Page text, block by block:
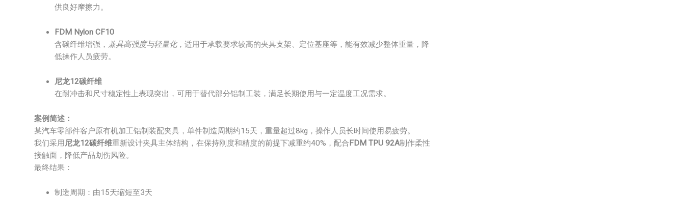
供良好摩擦力。
FDM Nylon CF10
含碳纤维增强， 兼具高强度与轻量化，适用于承载要求较高的夹具支架、定位基座等，能有效减少整体重量，降
低操作人员疲劳。
尼龙12碳纤维
在耐冲击和尺寸稳定性上表现突出，可用于替代部分铝制工装，满足长期使用与一定温度工况需求。
案例简述：
某汽车零部件客户原有机加工铝制装配夹具，单件制造周期约15天，重量超过8kg，操作人员长时间使用易疲劳。
我们采用尼龙12碳纤维重新设计夹具主体结构，在保持刚度和精度的前提下减重约40%，配合FDM TPU 92A制作柔性
接触面，降低产品划伤风险。
最终结果：
制造周期：由15天缩短至3天